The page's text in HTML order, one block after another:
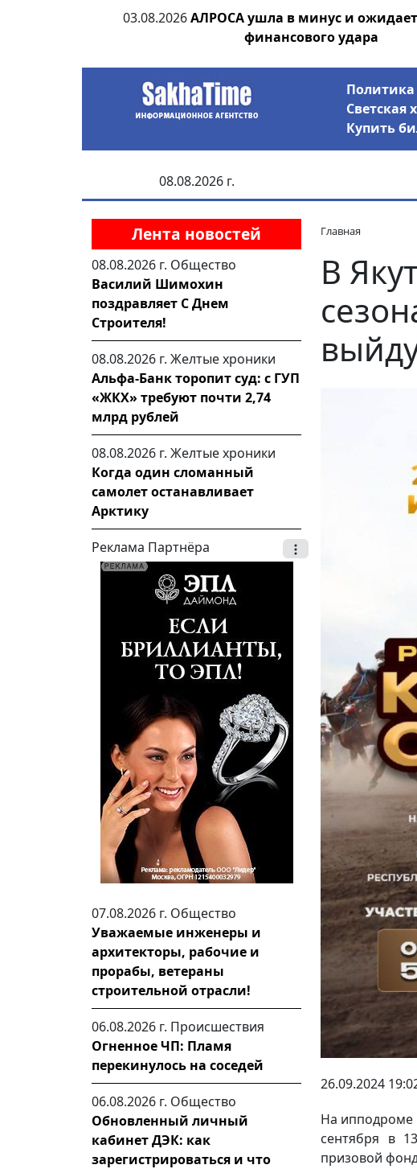
03.08.2026 АЛРОСА ушла в минус и
финансового удара
Политика
Светская
Купить
08.08.2026 г.
Лента новостей
08.08.2026 г. Общество
Василий Шимохин
поздравляет С Днем
Строителя!
08.08.2026 г. Желтые хроники
Альфа-Банк торопит суд: с ГУП
«ЖКХ» требуют почти 2,74
млрд рублей
08.08.2026 г. Желтые хроники
Когда один сломанный
самолет останавливает
Арктику
Реклама Партнёра
07.08.2026 г. Общество
Уважаемые инженеры и
архитекторы, рабочие и
прорабы, ветераны
строительной отрасли!
06.08.2026 г. Происшествия
Огненное ЧП: Пламя
перекинулось на соседей
06.08.2026 г. Общество
Обновленный личный
кабинет ДЭК: как
зарегистрироваться и что
Главная
В
26.09.2024
На ипподроме
сентября в
призовой